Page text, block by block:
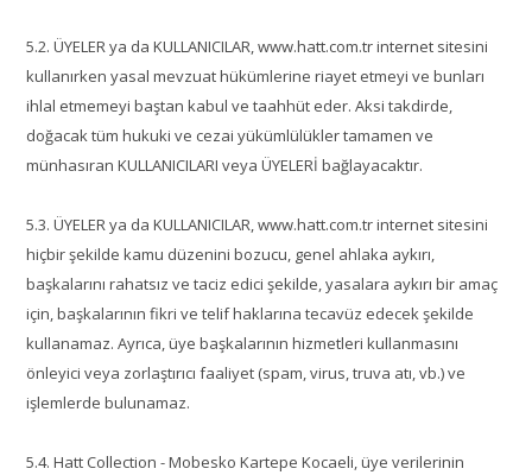
5.2. ÜYELER ya da KULLANICILAR, www.hatt.com.tr internet sitesini
kullanırken yasal mevzuat hükümlerine riayet etmeyi ve bunları
ihlal etmemeyi baştan kabul ve taahhüt eder. Aksi takdirde,
doğacak tüm hukuki ve cezai yükümlülükler tamamen ve
münhasıran KULLANICILARI veya ÜYELERİ bağlayacaktır.
5.3. ÜYELER ya da KULLANICILAR, www.hatt.com.tr internet sitesini
hiçbir şekilde kamu düzenini bozucu, genel ahlaka aykırı,
başkalarını rahatsız ve taciz edici şekilde, yasalara aykırı bir amaç
için, başkalarının fikri ve telif haklarına tecavüz edecek şekilde
kullanamaz. Ayrıca, üye başkalarının hizmetleri kullanmasını
önleyici veya zorlaştırıcı faaliyet (spam, virus, truva atı, vb.) ve
işlemlerde bulunamaz.
5.4. Hatt Collection - Mobesko Kartepe Kocaeli, üye verilerinin